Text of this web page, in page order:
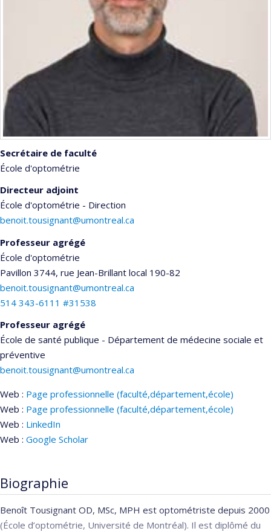
Secrétaire de faculté
École d'optométrie
Directeur adjoint
École d'optométrie - Direction
benoit.tousignant@umontreal.ca
Professeur agrégé
École d'optométrie
Pavillon 3744, rue Jean-Brillant local 190-82
benoit.tousignant@umontreal.ca
514 343-6111 #31538
Professeur agrégé
École de santé publique - Département de médecine sociale et
préventive
benoit.tousignant@umontreal.ca
Web : Page professionnelle (faculté,département,école)
Web : Page professionnelle (faculté,département,école)
Web : LinkedIn
Web : Google Scholar
Biographie
Benoît Tousignant OD, MSc, MPH est optométriste depuis 2000
(École d’optométrie, Université de Montréal). Il est diplômé du